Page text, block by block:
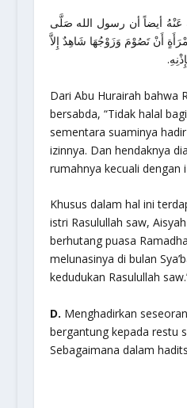
أيضاً أن رسول الله صَلَّى
أَنْ تَصُوْمَ وَزَوْجُهَا شَاهِدٌ إِلاَّ
Dari Abu Hurairah bahwa
bersabda, “Tidak halal
sementara suaminya
izinnya. Dan hendaknya
rumahnya kecuali dengan
Khusus dalam hal ini
istri Rasulullah saw,
berhutang puasa
melunasinya di bulan
kedudukan Rasulullah
D. Menghadirkan
bergantung kepada restu
Sebagaimana dalam